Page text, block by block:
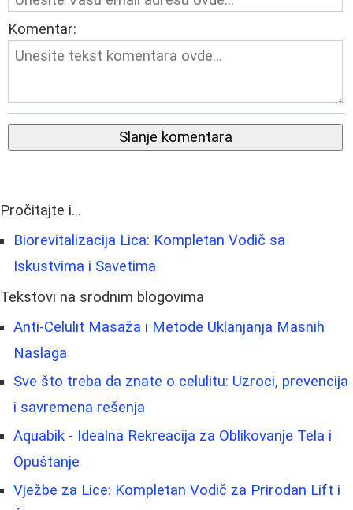
Komentar:
Slanje komentara
Pročitajte i...
Biorevitalizacija Lica: Kompletan Vodič sa
Iskustvima i Savetima
Tekstovi na srodnim blogovima
Anti-Celulit Masaža i Metode Uklanjanja Masnih
Naslaga
Sve što treba da znate o celulitu: Uzroci, prevencija
i savremena rešenja
Aquabik - Idealna Rekreacija za Oblikovanje Tela i
Opuštanje
Vježbe za Lice: Kompletan Vodič za Prirodan Lift i